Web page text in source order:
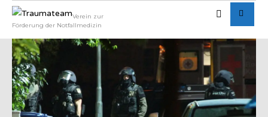
Verein zur
Förderung der Notfallmedizin